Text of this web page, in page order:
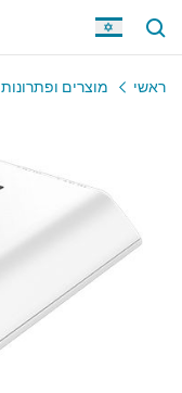
ראשי מוצרים ופתרונות